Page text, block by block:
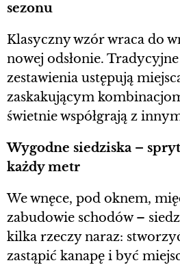
sezonu
Klasyczny wzór wraca do
nowej odsłonie.
zestawienia ustępują
zaskakującym
świetnie współgrają z
Wygodne siedziska –
każdy metr
We wnęce, pod oknem,
zabudowie schodów –
kilka rzeczy naraz:
zastąpić kanapę i być